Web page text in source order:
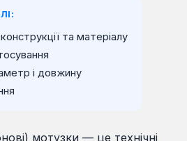
та матеріалу
і довжину
мотузки — це технічні